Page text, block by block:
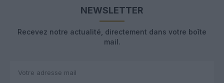
NEWSLETTER
Recevez notre actualité, directement dans votre boîte
mail.